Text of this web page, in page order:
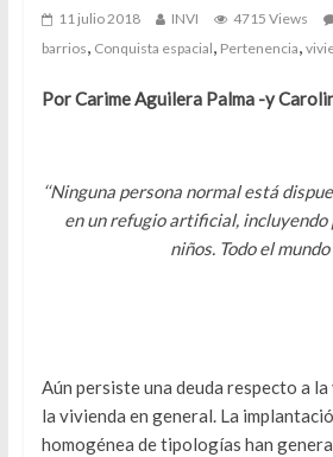
11 julio 2018 INVI 4715 Views
barrios, Conquista espacial, Pertenencia,
Por Carime Aguilera Palma -y
‘‘Ninguna persona normal está
en un refugio artificial, incluyendo
niños. Todo el
Aún persiste una deuda respecto a
la vivienda en general. La
homogénea de tipologías han